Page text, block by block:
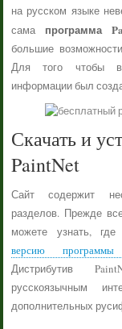
на русском языке
сама программа
большие
Для того чтобы
информации был
Скачать и
PaintNet
Сайт содержит
разделов. Прежде
можете узнать, где
версию программы
Дистрибутив
русскоязычным
дополнительных